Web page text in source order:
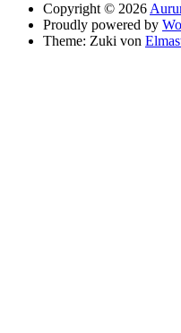
Copyright © 2026
Proudly powered by
Theme: Zuki von